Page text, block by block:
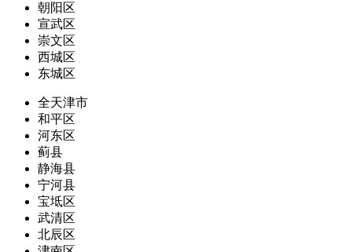
朝阳区
宣武区
崇文区
西城区
东城区
全天津市
和平区
河东区
蓟县
静海县
宁河县
宝坻区
武清区
北辰区